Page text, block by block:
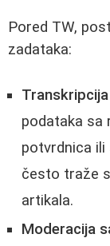
Pored TW,
zadataka:
podataka sa
potvrdnica ili
često traže
artikala.
Moderacija